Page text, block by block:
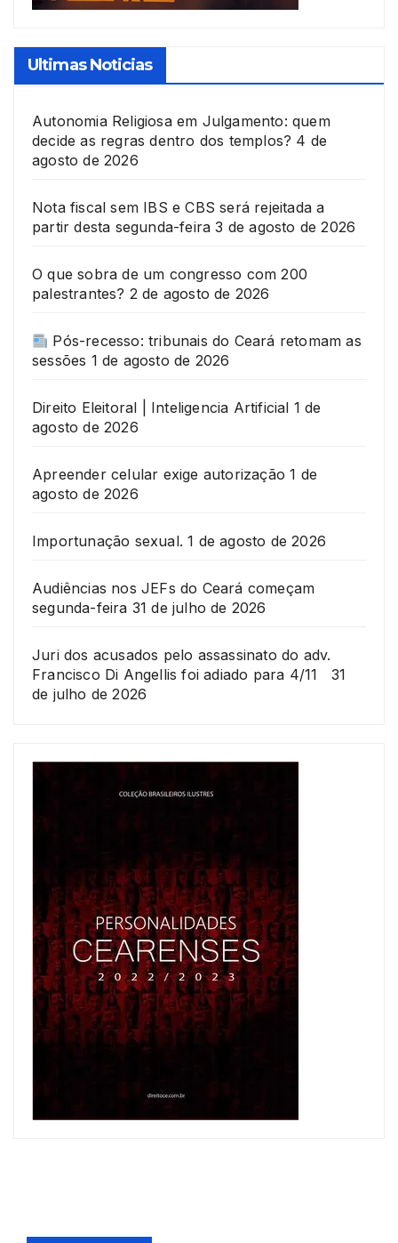
Ultimas Noticias
Autonomia Religiosa em Julgamento: quem
decide as regras dentro dos templos? 4 de
agosto de 2026
Nota fiscal sem IBS e CBS será rejeitada a
partir desta segunda-feira 3 de agosto de 2026
O que sobra de um congresso com 200
palestrantes? 2 de agosto de 2026
Pós-recesso: tribunais do Ceará retomam as
sessões 1 de agosto de 2026
Direito Eleitoral | Inteligencia Artificial 1 de
agosto de 2026
Apreender celular exige autorização 1 de
agosto de 2026
Importunação sexual. 1 de agosto de 2026
Audiências nos JEFs do Ceará começam
segunda-feira 31 de julho de 2026
Juri dos acusados pelo assassinato do adv.
Francisco Di Angellis foi adiado para 4/11
31
de julho de 2026